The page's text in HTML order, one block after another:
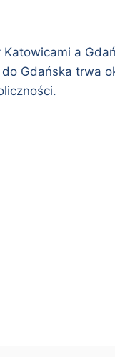
Katowicami a
Gdańska trwa